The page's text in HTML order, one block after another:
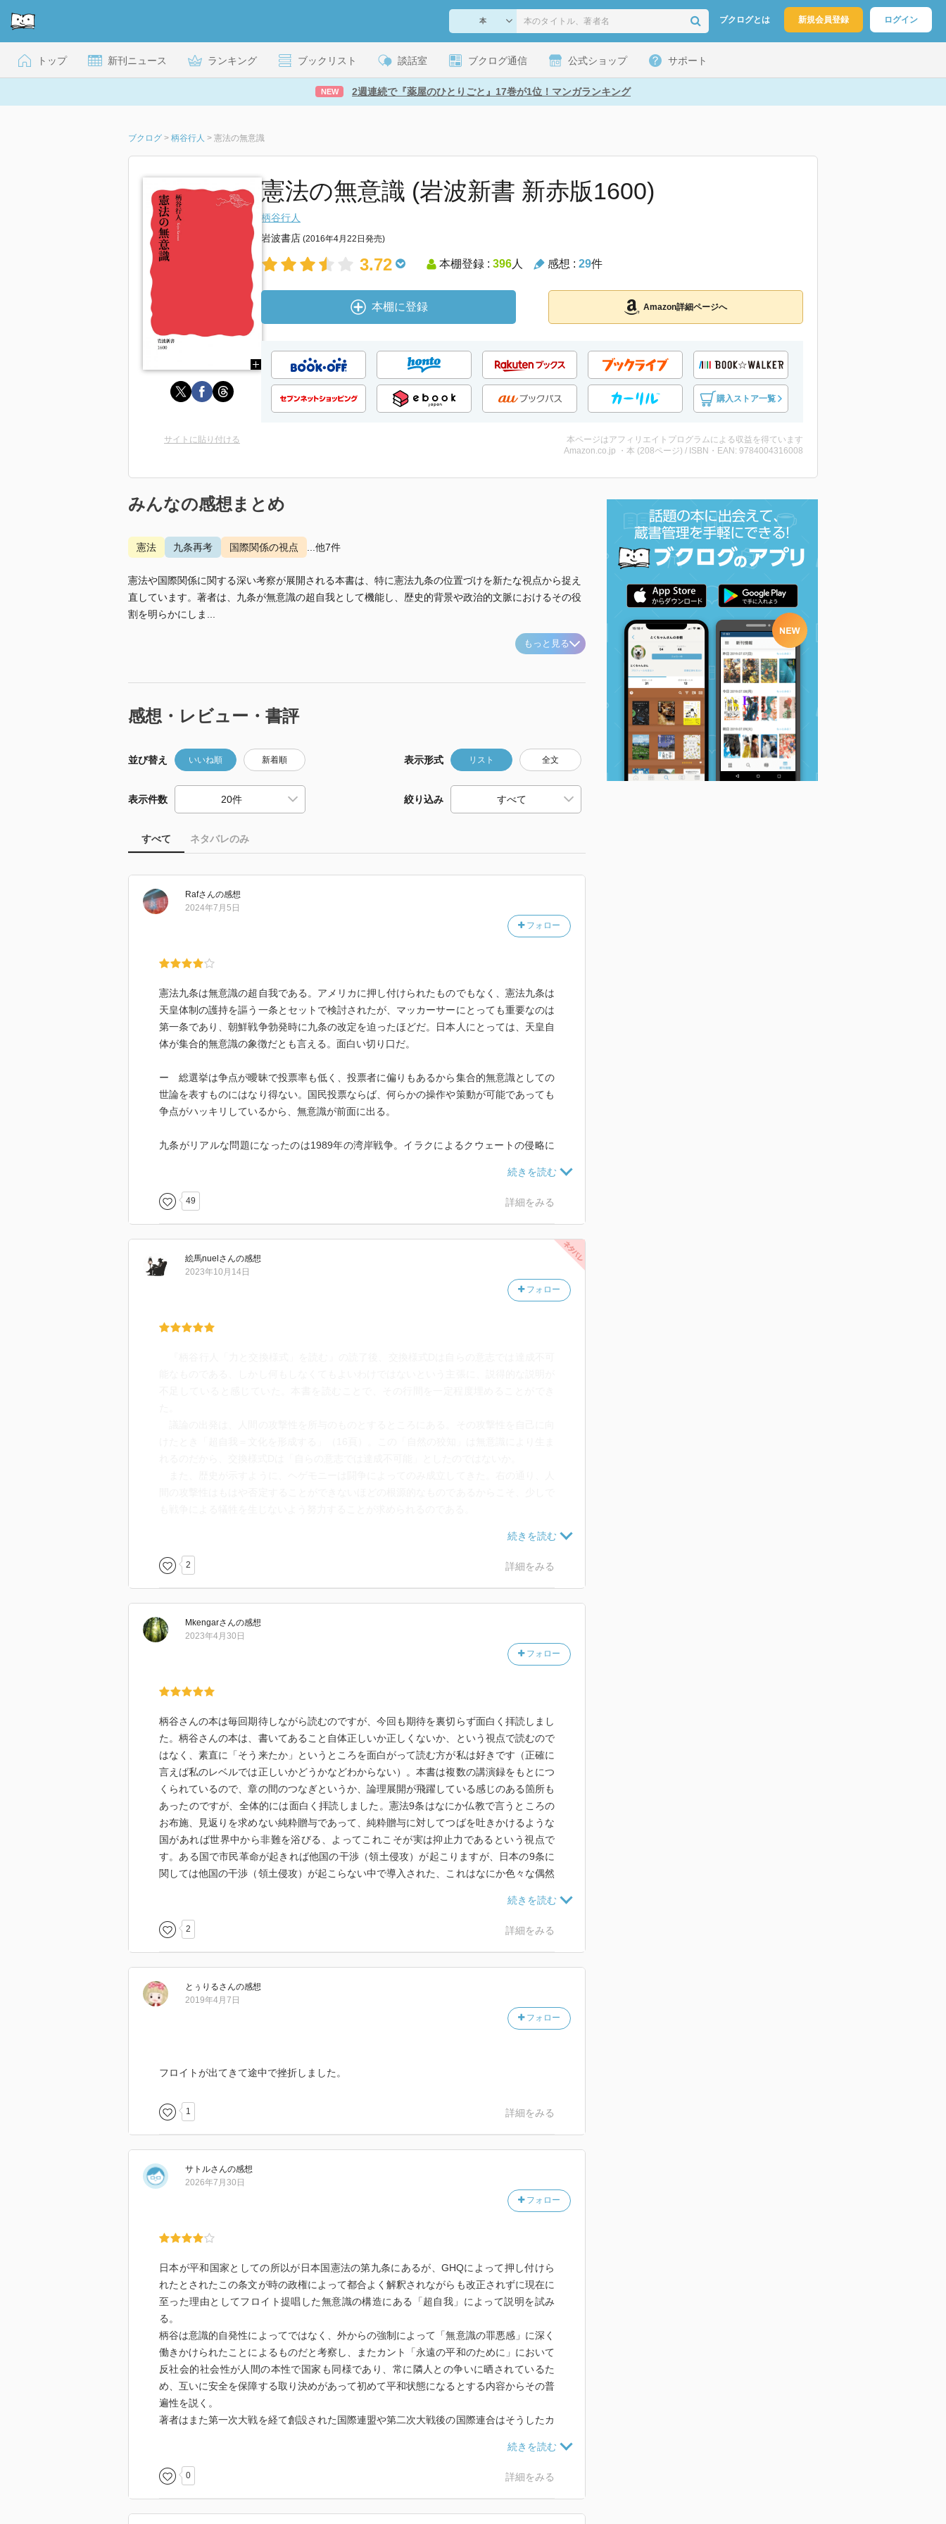
ブクログとは 新規会員登録 ログイン
トップ 新刊ニュース ランキング ブックリスト 談話室 ブクログ通信 公式ショップ サポート
NEW 2週連続で『薬屋のひとりごと』17巻が1位！マンガランキング
ブクログ > 柄谷行人 > 憲法の無意識
憲法の無意識 (岩波新書 新赤版1600)
柄谷行人
岩波書店 (2016年4月22日発売)
3.72 本棚登録 : 396人 感想 : 29件
本棚に登録 Amazon詳細ページへ
購入ストア一覧
サイトに貼り付ける
本ページはアフィリエイトプログラムによる収益を得ています
Amazon.co.jp ・本 (208ページ) / ISBN・EAN: 9784004316008
みんなの感想まとめ
憲法 九条再考 国際関係の視点 ...他7件
憲法や国際関係に関する深い考察が展開される本書は、特に憲法九条の位置づけを新たな視点から捉え
直しています。著者は、九条が無意識の超自我として機能し、歴史的背景や政治的文脈におけるその役
割を明らかにしま...
もっと見る
感想・レビュー・書評
並び替え いいね順 新着順 表示形式 リスト 全文
表示件数 絞り込み
すべて ネタバレのみ
Rafさんの感想
フォロー
2024年7月5日
憲法九条は無意識の超自我である。アメリカに押し付けられたものでもなく、憲法九条は
天皇体制の護持を謳う一条とセットで検討されたが、マッカーサーにとっても重要なのは
第一条であり、朝鮮戦争勃発時に九条の改定を迫ったほどだ。日本人にとっては、天皇自
体が集合的無意識の象徴だとも言える。面白い切り口だ。
ー 総選挙は争点が曖昧で投票率も低く、投票者に偏りもあるから集合的無意識としての
世論を表すものにはなり得ない。国民投票ならば、何らかの操作や策動が可能であっても
争点がハッキリしているから、無意識が前面に出る。
九条がリアルな問題になったのは1989年の湾岸戦争。イラクによるクウェートの侵略に
ず。2003年イラク戦争で再度派遣したが、正当性なく、帰国後に自衛隊が多数自殺。大
衆にとっては、なんとなくの戦争恐怖から第九条に手をつけたくない心理が働くが、テク
ニカルな問題は、解釈論ですり抜けられ実質、建前ほどの意味はないばかりか揺らぎは矛
ー 徳川時代に天皇の存在は広く知られていなかった。つまり、明治維新までは、そもそ
も象徴天皇のようなもの。また、明治憲法にしたって自主的に作られたものだが、不平等
条約撤廃を求めて外国を強く意識したつくり。憲法解釈により、天皇主権説も天皇機関説
49 詳細をみる
絵馬nuel さんの感想
フォロー
2023年10月14日
そのほかにも、日本国憲法の先行形態を徳川時代に求めたこと、カントの『永遠平和の
ために』は実践的な構想であったがゆえに「現実的でない」との批判を呼んだこと、120
年の周期で歴史が繰り返していることなど、重要な指摘は多くあった。
なものとなってしまう。これは私の無学によるところであるので、より精緻な理解とする
ために著作を読みたい。
2 詳細をみる
Mkengarさんの感想
フォロー
2023年4月30日
柄谷さんの本は毎回期待しながら読むのですが、今回も期待を裏切らず面白く拝読しまし
た。柄谷さんの本は、書いてあること自体正しいか正しくないか、という視点で読むので
はなく、素直に「そう来たか」というところを面白がって読む方が私は好きです（正確に
言えば私のレベルでは正しいかどうかなどわからない）。本書は複数の講演録をもとにつ
くられているので、章の間のつなぎというか、論理展開が飛躍している感じのある箇所も
あったのですが、全体的には面白く拝読しました。憲法9条はなにか仏教で言うところの
お布施、見返りを求めない純粋贈与であって、純粋贈与に対してつばを吐きかけるような
国があれば世界中から非難を浴びる、よってこれこそが実は抑止力であるという視点で
す。ある国で市民革命が起きれば他国の干渉（領土侵攻）が起こりますが、日本の9条に
関しては他国の干渉（領土侵攻）が起こらない中で導入された、これはなにか色々な偶然
すと正しい、正しくないというのが判断できる水準を遙かに超えているので、純粋に楽し
んで読みました。
2 詳細をみる
とぅりるさんの感想
フォロー
2019年4月7日
フロイトが出てきて途中で挫折しました。
1 詳細をみる
サトルさんの感想
フォロー
2026年7月30日
日本が平和国家としての所以が日本国憲法の第九条にあるが、GHQによって押し付けら
れたとされたこの条文が時の政権によって都合よく解釈されながらも改正されずに現在に
至った理由としてフロイト提唱した無意識の構造にある「超自我」によって説明を試み
る。
柄谷は意識的自発性によってではなく、外からの強制によって「無意識の罪悪感」に深く
働きかけられたことによるものだと考察し、またカント「永遠の平和のために」において
反社会的社会性が人間の本性で国家も同様であり、常に隣人との争いに晒されているた
め、互いに安全を保障する取り決めがあって初めて平和状態になるとする内容からその普
遍性を説く。
著者はまた第一次大戦を経て創設された国際連盟や第二次大戦後の国際連合はそうしたカ
そしてそれが明治から昭和にかけて対外的に戦争状態を常とした日本が敗戦による内向き
の反省から250年ものあいだ戦争のなかった徳川幕府への無意識的回帰として天皇を象徴
的に扱うといったことも含め日本国憲法に影響を与える。
0 詳細をみる